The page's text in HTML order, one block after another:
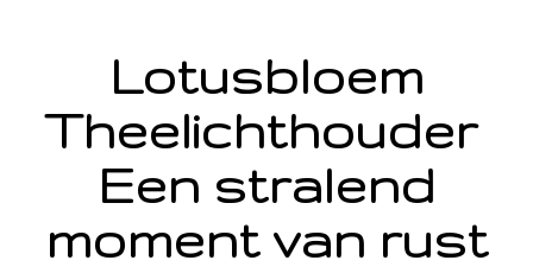
Lotusbloem
Theelichthouder
Een stralend
moment van rust